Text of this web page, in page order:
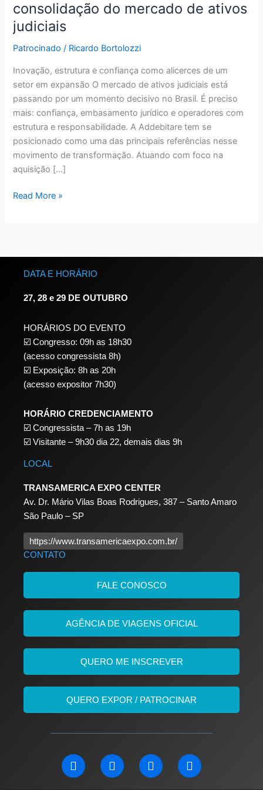
consolidação do mercado de ativos
judiciais
Patrocinado / Ricardo Bortolozzi
Inovação, estrutura e confiança como alicerces de um
setor em expansão O mercado de ativos judiciais está
passando por um momento decisivo no Brasil. É preciso
mais: confiança, embasamento jurídico e operadores com
estrutura e responsabilidade. A Addebitare tem se
posicionado como uma das principais referências nesse
movimento de transformação. Atuando com foco na
aquisição […]
Addebitare
na
consolidação
do
de
ativos
judiciais
Read More »
DATA E HORÁRIO
27, 28 e 29 DE OUTUBRO
HORÁRIOS DO EVENTO
☑️ Congresso: 09h as 18h30
(acesso congressista 8h)
☑️ Exposição: 8h as 20h
(acesso expositor 7h30)
HORÁRIO CREDENCIAMENTO
☑️ Congressista – 7h as 19h
☑️ Visitante – 9h30 dia 22, demais dias 9h
LOCAL
TRANSAMERICA EXPO CENTER
Av. Dr. Mário Vilas Boas Rodrigues, 387 – Santo Amaro
São Paulo – SP
https://www.transamericaexpo.com.br/
CONTATO
FALE CONOSCO
AGÊNCIA DE VIAGENS OFICIAL
QUERO ME INSCREVER
QUERO EXPOR / PATROCINAR
L
i
F
a
I
n
Y
o